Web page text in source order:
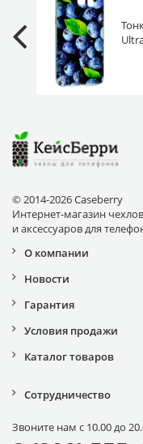
© 2014-2026 Caseberry
Интернет-магазин чехлов
и аксессуаров для
О компании
Новости
Гарантия
Условия продажи
Каталог товаров
Сотрудничество
Звоните нам с 10.00 до